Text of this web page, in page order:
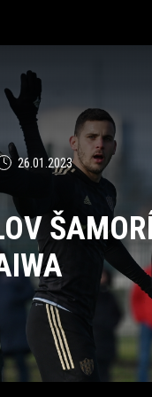
26.01.2023